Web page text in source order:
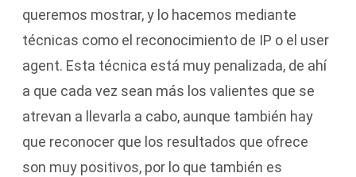
queremos mostrar, y lo hacemos mediante
técnicas como el reconocimiento de IP o el user
agent. Esta técnica está muy penalizada, de ahí
a que cada vez sean más los valientes que se
atrevan a llevarla a cabo, aunque también hay
que reconocer que los resultados que ofrece
son muy positivos, por lo que también es